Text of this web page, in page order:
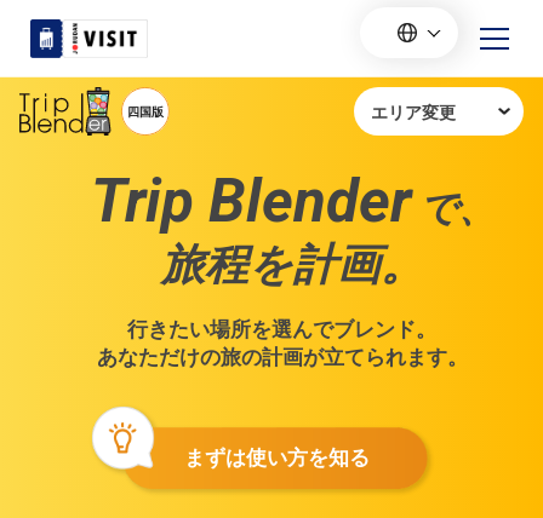
Trip Blender で、
旅程を計画。
行きたい場所を選んでブレンド。
あなただけの旅の計画が立てられます。
まずは使い方を知る